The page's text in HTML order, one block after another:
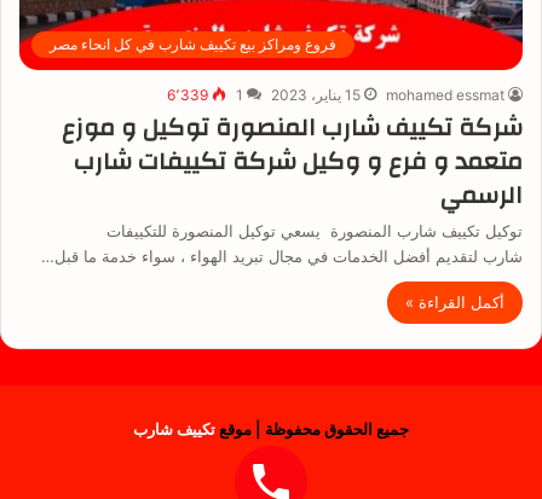
فروع ومراكز بيع تكييف شارب في كل انحاء مصر
mohamed essmat 15 يناير، 2023 1 6٬339
شركة تكييف شارب المنصورة توكيل و موزع
متعمد و فرع و وكيل شركة تكييفات شارب
الرسمي
توكيل تكييف شارب المنصورة يسعي توكيل المنصورة للتكييفات
شارب لتقديم أفضل الخدمات في مجال تبريد الهواء ، سواء خدمة ما قبل…
أكمل القراءة »
جميع الحقوق محفوظة | موقعتكييف شارب
فيسبوك